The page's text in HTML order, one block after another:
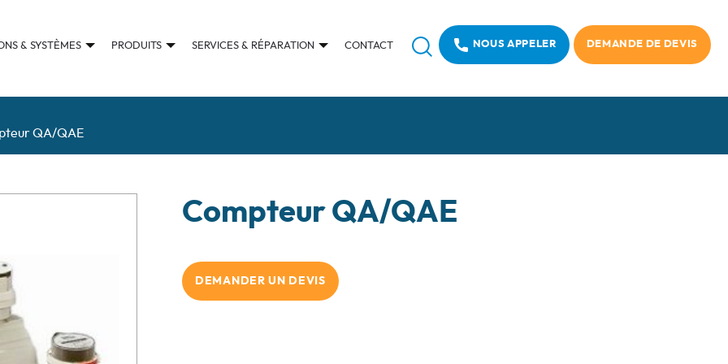
& SYSTÈMES PRODUITS SERVICES & RÉPARATION CONTACTRecherche NOUS APPELER DEMANDE DE DEVIS
QA/QAE
Compteur QA/QAE
DEMANDER UN DEVIS